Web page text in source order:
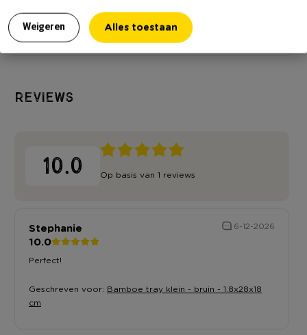
Weigeren Alles toestaan
Reviews
10.0 Op basis van 1 reviews
Stephanie 6-12-2026
10.0
Perfect!
Geschreven voor: Bamboe tray klein - bruin - 1.8x28x18
cm